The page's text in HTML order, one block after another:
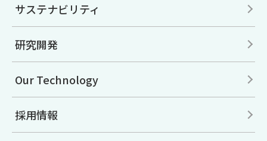
サステナビリティ
研究開発
Our Technology
採用情報